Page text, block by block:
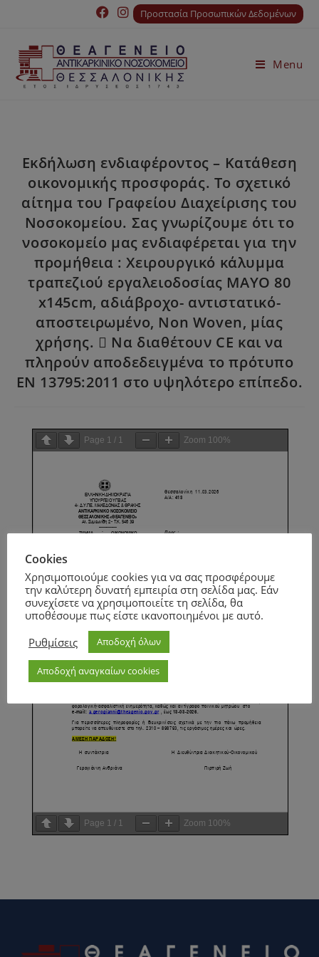
Προστασία Προσωπικών Δεδομένων
Menu
Εκδήλωση ενδιαφέροντος – Κατάθεση
οικονομικής προσφοράς. Το σχετικό
αίτημα του Γραφείου Διαχείρισης του
Νοσοκομείου. Σας γνωρίζουμε ότι το
νοσοκομείο μας ενδιαφέρεται για την
προμήθεια : Χειρουργικό κάλυμμα
τραπεζιού εργαλειοδοσίας ΜΑΥΟ 80
x145cm, αδιάβροχο- αντιστατικό-
αποστειρωμένο, Non Woven, μίας
χρήσης.  Να διαθέτουν CE και να
πληρούν αποδεδειγμένα το πρότυπο
EN 13795:2011 στο υψηλότερο επίπεδο.
Page 1 / 1 Zoom 100%
Page 1 / 1 Zoom 100%
Cookies
Χρησιμοποιούμε cookies για να σας προσφέρουμε
την καλύτερη δυνατή εμπειρία στη σελίδα μας. Εάν
συνεχίσετε να χρησιμοποιείτε τη σελίδα, θα
υποθέσουμε πως είστε ικανοποιημένοι με αυτό.
Ρυθμίσεις
Αποδοχή όλων
Αποδοχή αναγκαίων cookies